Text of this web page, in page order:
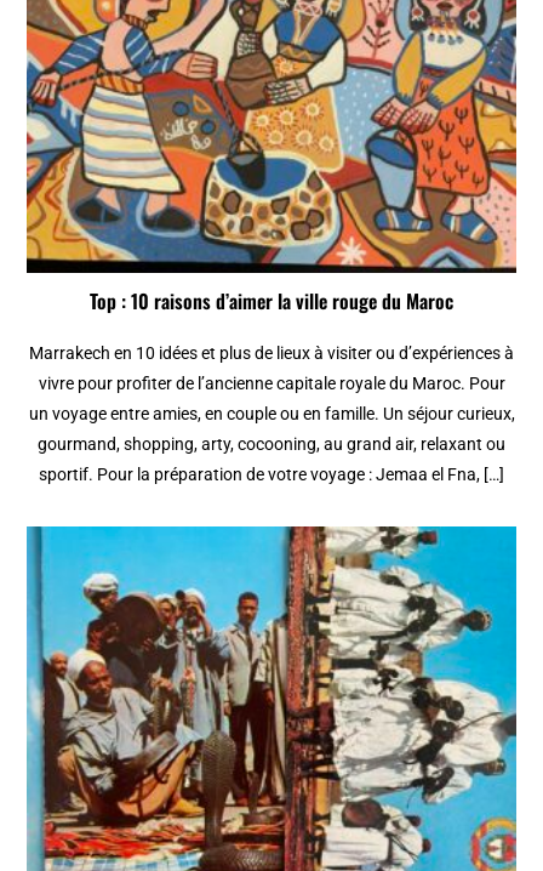
Top : 10 raisons d’aimer la ville rouge du Maroc
Marrakech en 10 idées et plus de lieux à visiter ou d’expériences à
vivre pour profiter de l’ancienne capitale royale du Maroc. Pour
un voyage entre amies, en couple ou en famille. Un séjour curieux,
gourmand, shopping, arty, cocooning, au grand air, relaxant ou
sportif. Pour la préparation de votre voyage : Jemaa el Fna, […]